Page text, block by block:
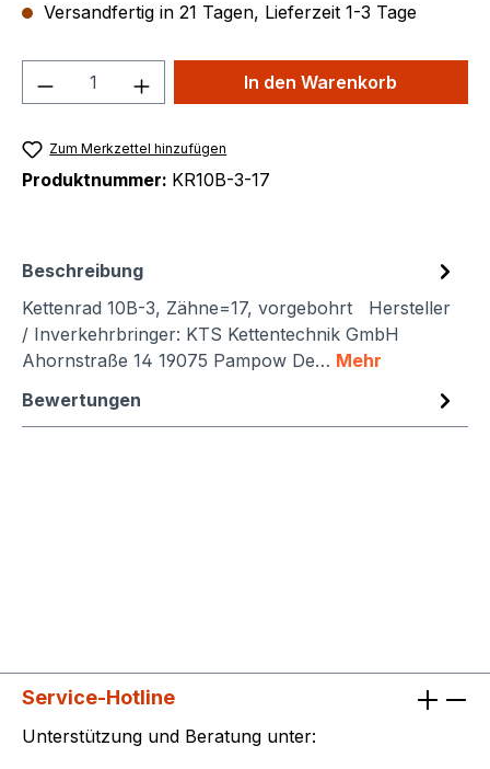
Versandfertig in 21 Tagen, Lieferzeit 1-3 Tage
Produkt Anzahl: Gib denIn den Warenkorb
Zum Merkzettel hinzufügen
Produktnummer: KR10B-3-17
Beschreibung
Kettenrad 10B-3, Zähne=17, vorgebohrt Hersteller
/ Inverkehrbringer: KTS Kettentechnik GmbH
Ahornstraße 14 19075 Pampow De… Mehr
Bewertungen
Service-Hotline
Unterstützung und Beratung unter: